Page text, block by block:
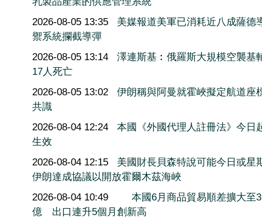
2026-08-05 13:35
美媒報道美軍已消耗近八成薩德
禦系統攔截導彈
2026-08-05 13:14
澤連斯基︰俄羅斯大規模空襲基
17人死亡
2026-08-05 13:02
伊朗稱與阿曼就霍峽擬定航道座
共識
2026-08-04 12:24
本國《外國代理人註冊法》今日
生效
2026-08-04 12:15
美國財長貝森特說可能今日或星
伊朗達成協議以開放霍爾木茲海峽
2026-08-04 10:49
本國6月商品貿易順差擴大至
億 出口連升5個月創新高